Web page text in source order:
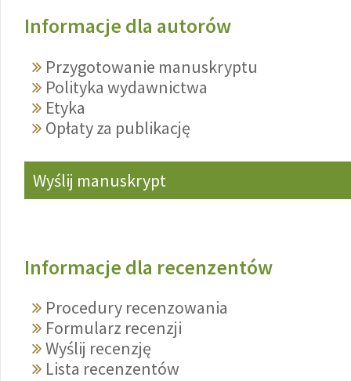
Informacje dla autorów
Przygotowanie manuskryptu
Polityka wydawnictwa
Etyka
Opłaty za publikację
Wyślij manuskrypt
Informacje dla recenzentów
Procedury recenzowania
Formularz recenzji
Wyślij recenzję
Lista recenzentów